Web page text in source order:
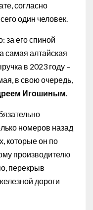
согласно
один человек.
за его спиной
самая алтайская
в 2023 году –
в свою очередь,
Игошиным.
номеров назад
которые он по
производителю
перекрыв
дороги